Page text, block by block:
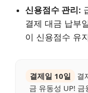
신용점수 관리:
결제 대금 납부
이 신용점수 유
결제일 10일
결
금 유동성 UP! 금